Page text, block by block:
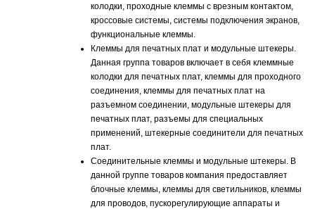
колодки, проходные клеммы с врезным контактом,
кроссовые системы, системы подключения экранов,
функциональные клеммы.
Клеммы для печатных плат и модульные штекеры.
Данная группа товаров включает в себя клеммные
колодки для печатных плат, клеммы для проходного
соединения, клеммы для печатных плат на
разъемном соединении, модульные штекеры для
печатных плат, разъемы для специальных
применений, штекерные соединители для печатных
плат.
Соединительные клеммы и модульные штекеры. В
данной группе товаров компания предоставляет
блочные клеммы, клеммы для светильников, клеммы
для проводов, пускорегулирующие аппараты и